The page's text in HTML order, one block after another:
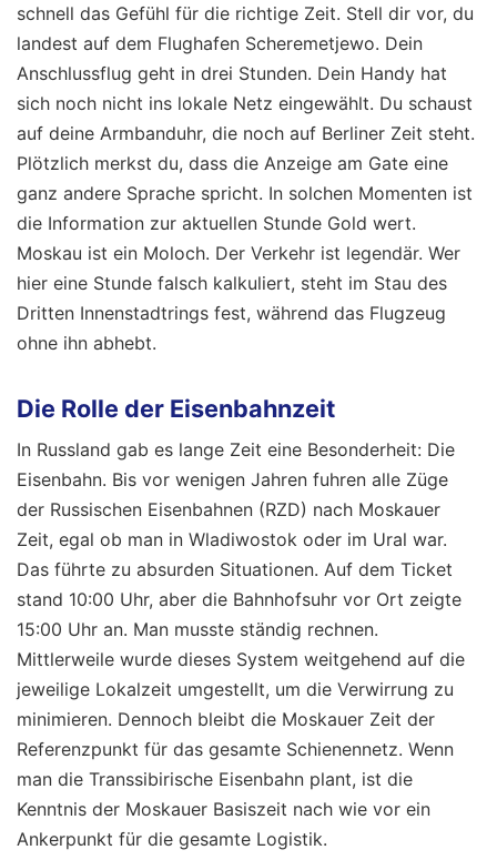
schnell das Gefühl für die richtige Zeit. Stell dir vor, du
landest auf dem Flughafen Scheremetjewo. Dein
Anschlussflug geht in drei Stunden. Dein Handy hat
sich noch nicht ins lokale Netz eingewählt. Du schaust
auf deine Armbanduhr, die noch auf Berliner Zeit steht.
Plötzlich merkst du, dass die Anzeige am Gate eine
ganz andere Sprache spricht. In solchen Momenten ist
die Information zur aktuellen Stunde Gold wert.
Moskau ist ein Moloch. Der Verkehr ist legendär. Wer
hier eine Stunde falsch kalkuliert, steht im Stau des
Dritten Innenstadtrings fest, während das Flugzeug
ohne ihn abhebt.
Die Rolle der Eisenbahnzeit
In Russland gab es lange Zeit eine Besonderheit: Die
Eisenbahn. Bis vor wenigen Jahren fuhren alle Züge
der Russischen Eisenbahnen (RZD) nach Moskauer
Zeit, egal ob man in Wladiwostok oder im Ural war.
Das führte zu absurden Situationen. Auf dem Ticket
stand 10:00 Uhr, aber die Bahnhofsuhr vor Ort zeigte
15:00 Uhr an. Man musste ständig rechnen.
Mittlerweile wurde dieses System weitgehend auf die
jeweilige Lokalzeit umgestellt, um die Verwirrung zu
minimieren. Dennoch bleibt die Moskauer Zeit der
Referenzpunkt für das gesamte Schienennetz. Wenn
man die Transsibirische Eisenbahn plant, ist die
Kenntnis der Moskauer Basiszeit nach wie vor ein
Ankerpunkt für die gesamte Logistik.